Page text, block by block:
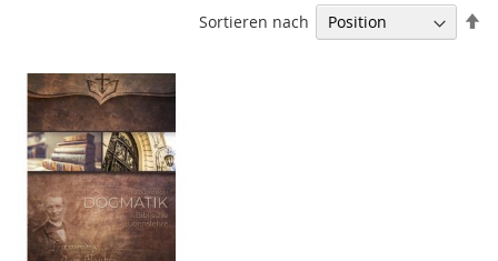
Sortieren nach